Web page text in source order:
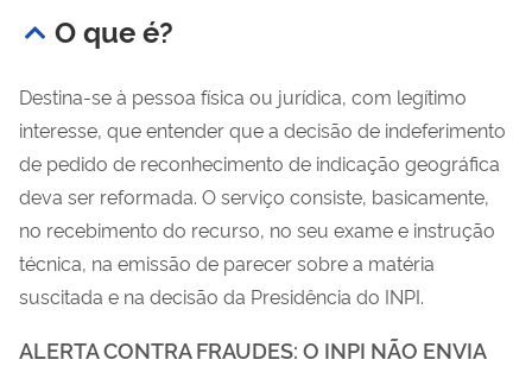
O que é?
Destina-se à pessoa física ou jurídica, com legítimo
interesse, que entender que a decisão de indeferimento
de pedido de reconhecimento de indicação geográfica
deva ser reformada. O serviço consiste, basicamente,
no recebimento do recurso, no seu exame e instrução
técnica, na emissão de parecer sobre a matéria
suscitada e na decisão da Presidência do INPI.
ALERTA CONTRA FRAUDES: O INPI NÃO ENVIA